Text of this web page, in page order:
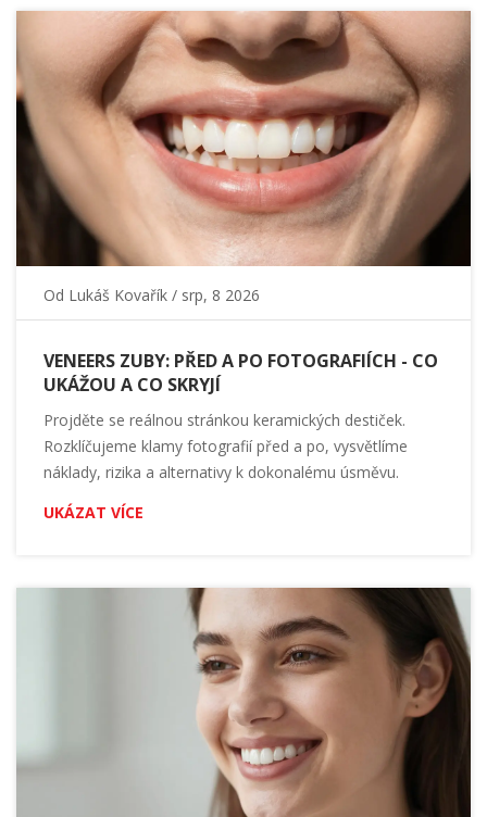
Od Lukáš Kovařík / srp, 8 2026
VENEERS ZUBY: PŘED A PO FOTOGRAFIÍCH - CO
UKÁŽOU A CO SKRYJÍ
Projděte se reálnou stránkou keramických destiček.
Rozklíčujeme klamy fotografií před a po, vysvětlíme
náklady, rizika a alternativy k dokonalému úsměvu.
UKÁZAT VÍCE